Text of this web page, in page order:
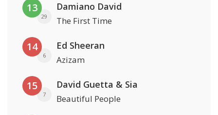
13
29
Damiano David
The First Time
14
6
Ed Sheeran
Azizam
15
7
David Guetta & Sia
Beautiful People